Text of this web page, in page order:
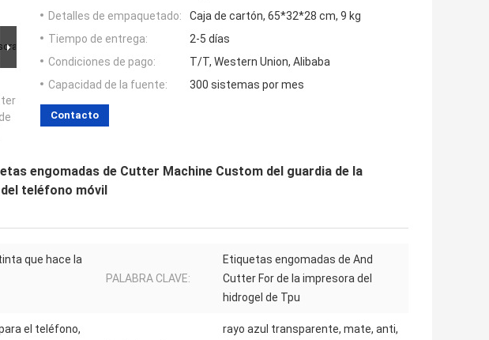
Detalles de empaquetado:
Caja de cartón, 65*32*28 cm, 9 kg
Tiempo de entrega:
2-5 días
Condiciones de pago:
T/T, Western Union, Alibaba
Capacidad de la fuente:
300 sistemas por mes
Contacto
engomadas de Cutter Machine Custom del guardia de la
teléfono móvil
que hace la
PALABRA CLAVE:
Etiquetas engomadas de And
Cutter For de la impresora del
hidrogel de Tpu
el teléfono,
rayo azul transparente, mate, anti,